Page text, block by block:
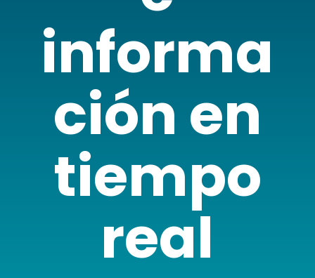
informa
ción en
tiempo
real